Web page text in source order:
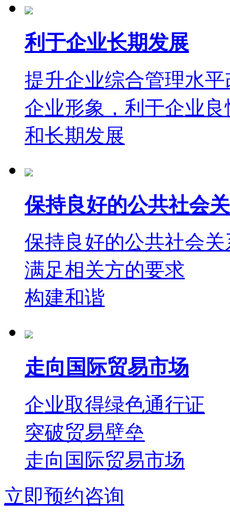
利于企业长期发展
提升企业综合管理水平
企业形象，利于企业良
和长期发展
保持良好的公共社会
保持良好的公共社会关
满足相关方的要求
构建和谐
走向国际贸易市场
企业取得绿色通行证
突破贸易壁垒
走向国际贸易市场
立即预约咨询